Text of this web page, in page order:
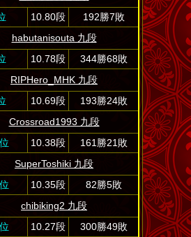
10.80段
192勝7敗
habutanisouta 九段
10.78段
344勝68敗
RIPHero_MHK 九段
10.69段
193勝24敗
Crossroad1993 九段
10.38段
161勝21敗
SuperToshiki 九段
10.35段
82勝5敗
chibiking2 九段
10.27段
300勝49敗